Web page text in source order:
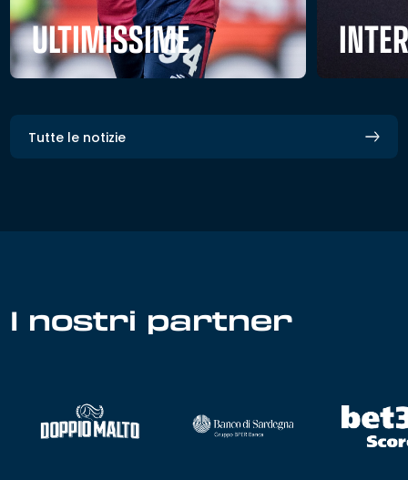
ULTIMISSIME
Tutte le notizie
I nostri partner